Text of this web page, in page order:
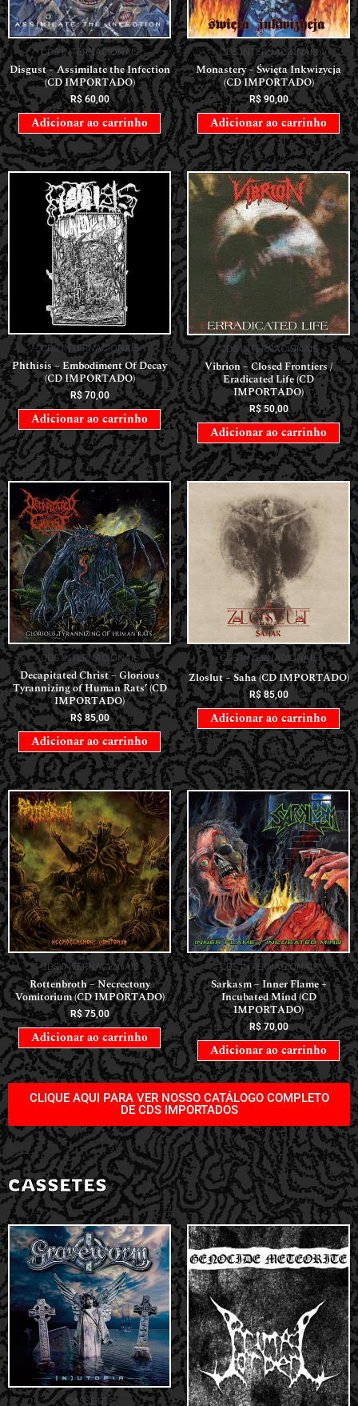
CDS INTERNACIONAIS
Disgust – Assimilate the Infection
(CD IMPORTADO)
R$60,00
Adicionar ao carrinho
CDS INTERNACIONAIS
Monastery – Święta Inkwizycja
(CD IMPORTADO)
R$90,00
Adicionar ao carrinho
CDS INTERNACIONAIS
Phthisis – Embodiment Of Decay
(CD IMPORTADO)
R$70,00
Adicionar ao carrinho
CDS INTERNACIONAIS
Vibrion – Closed Frontiers /
Eradicated Life (CD
IMPORTADO)
R$50,00
Adicionar ao carrinho
CDS INTERNACIONAIS
Decapitated Christ – Glorious
Tyrannizing of Human Rats’ (CD
IMPORTADO)
R$85,00
Adicionar ao carrinho
CDS INTERNACIONAIS
Zloslut – Saha (CD IMPORTADO)
R$85,00
Adicionar ao carrinho
CDS INTERNACIONAIS
Rottenbroth – Necrectony
Vomitorium (CD IMPORTADO)
R$75,00
Adicionar ao carrinho
CDS INTERNACIONAIS
Sarkasm – Inner Flame +
Incubated Mind (CD
IMPORTADO)
R$70,00
Adicionar ao carrinho
CLIQUE AQUI PARA VER NOSSO CATÁLOGO COMPLETO
DE CDS IMPORTADOS
CASSETES
CASSETES